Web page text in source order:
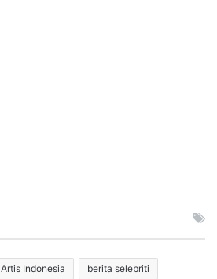
Artis Indonesia berita selebriti